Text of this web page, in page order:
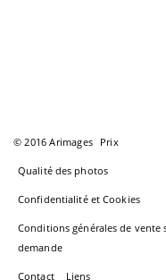
© 2016 Arimages Prix
Qualité des photos
Confidentialité et Cookies
Conditions générales de vente
demande
Contact Liens